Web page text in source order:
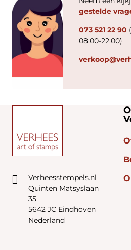
gestelde
073 521 22 90
08:00-22:00)
Verheesstempels.nl
Quinten Matsyslaan
35
5642 JC Eindhoven
Nederland